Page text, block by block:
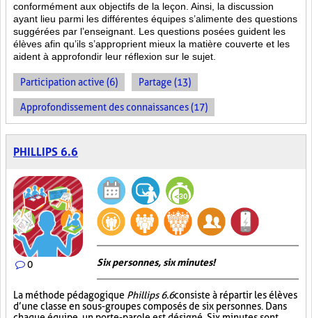
conformément aux objectifs de la leçon. Ainsi, la discussion
ayant lieu parmi les différentes équipes s’alimente des questions
suggérées par l’enseignant. Les questions posées guident les
élèves afin qu’ils s’approprient mieux la matière couverte et les
aident à approfondir leur réflexion sur le sujet.
Participation active (6) Partage (13)
Approfondissement des connaissances (17)
PHILLIPS 6.6
0 Six personnes, six minutes!
La méthode pédagogique Phillips 6.6consiste à répartir les élèves
d’une classe en sous-groupes composés de six personnes. Dans